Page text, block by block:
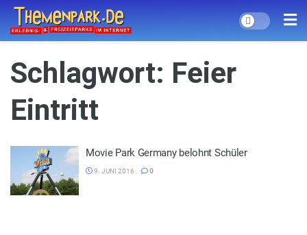
Schlagwort: Feier
Eintritt
Movie Park Germany belohnt Schüler
9. JUNI 2016 0